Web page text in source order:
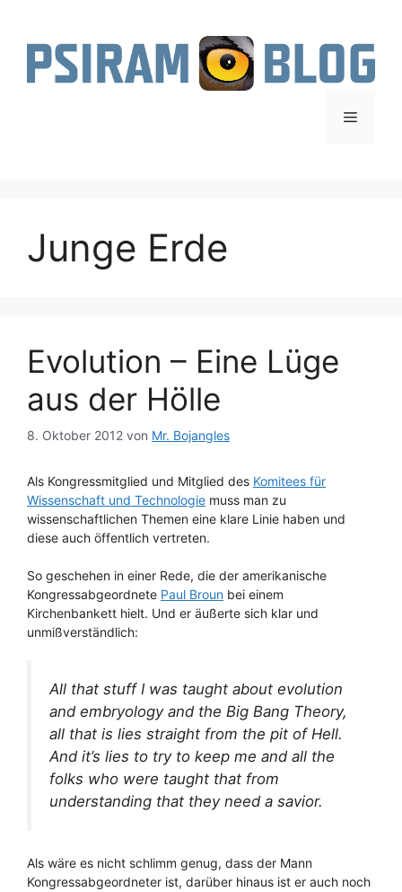
springen
Menü
Junge Erde
Evolution – Eine Lüge
aus der Hölle
8. Oktober 2012 von Mr. Bojangles
Als Kongressmitglied und Mitglied des Komitees für
Wissenschaft und Technologie muss man zu
wissenschaftlichen Themen eine klare Linie haben und
diese auch öffentlich vertreten.
So geschehen in einer Rede, die der amerikanische
Kongressabgeordnete Paul Broun bei einem
Kirchenbankett hielt. Und er äußerte sich klar und
unmißverständlich:
All that stuff I was taught about evolution
and embryology and the Big Bang Theory,
all that is lies straight from the pit of Hell.
And it’s lies to try to keep me and all the
folks who were taught that from
understanding that they need a savior.
Als wäre es nicht schlimm genug, dass der Mann
Kongressabgeordneter ist, darüber hinaus ist er auch noch